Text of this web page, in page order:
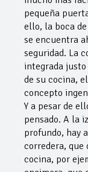
pequeña
ello, la boca
se encuentra
seguridad. La
integrada
de su cocina,
concepto
Y a pesar de
pensado. A la
profundo, hay
corredera, que
cocina, por